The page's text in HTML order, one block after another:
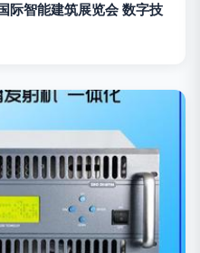
际智能建筑展览会 数字技